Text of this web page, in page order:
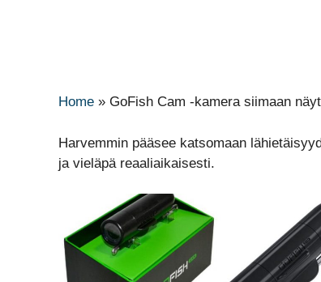
Home » GoFish Cam -kamera siimaan
Harvemmin pääsee katsomaan
ja vieläpä reaaliaikaisesti.